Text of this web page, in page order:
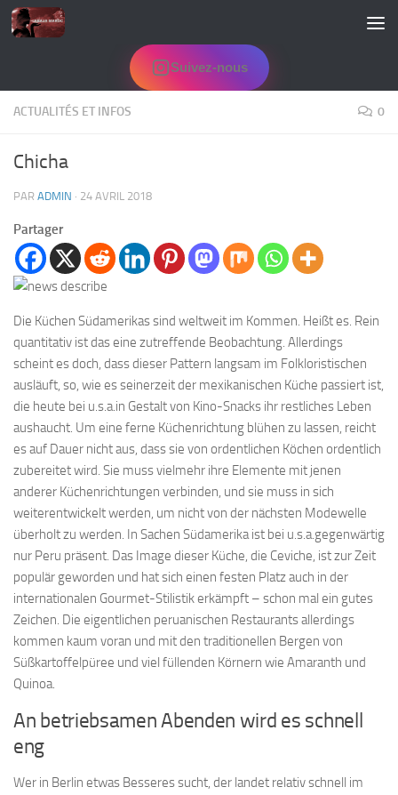
Skip to content
Suivez-nous
ACTUALITÉS ET INFOS 0
Chicha
PAR ADMIN · 24 AVRIL 2018
Partager
Die Küchen Südamerikas sind weltweit im Kommen. Heißt es. Rein
quantitativ ist das eine zutreffende Beobachtung. Allerdings
scheint es doch, dass dieser Pattern langsam im Folkloristischen
ausläuft, so, wie es seinerzeit der mexikanischen Küche passiert ist,
die heute bei u.s.a.in Gestalt von Kino-Snacks ihr restliches Leben
aushaucht. Um eine ferne Küchenrichtung blühen zu lassen, reicht
es auf Dauer nicht aus, dass sie von ordentlichen Köchen ordentlich
zubereitet wird. Sie muss vielmehr ihre Elemente mit jenen
anderer Küchenrichtungen verbinden, und sie muss in sich
weiterentwickelt werden, um nicht von der nächsten Modewelle
überholt zu werden. In Sachen Südamerika ist bei u.s.a.gegenwärtig
nur Peru präsent. Das Image dieser Küche, die Ceviche, ist zur Zeit
populär geworden und hat sich einen festen Platz auch in der
internationalen Gourmet-Stilistik erkämpft – schon mal ein gutes
Zeichen. Die eigentlichen peruanischen Restaurants allerdings
kommen kaum voran und mit den traditionellen Bergen von
Süßkartoffelpüree und viel füllenden Körnern wie Amaranth und
Quinoa.
An betriebsamen Abenden wird es schnell
eng
Wer in Berlin etwas Besseres sucht, der landet relativ schnell im